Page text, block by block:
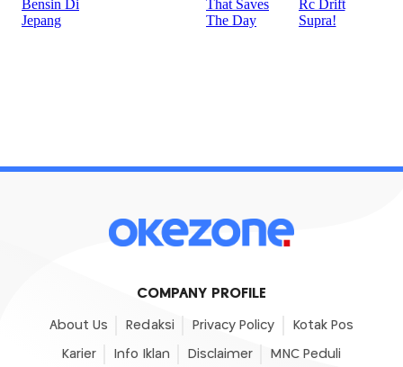
COMPANY PROFILE
About Us Redaksi Privacy Policy Kotak Pos
Karier Info Iklan Disclaimer MNC Peduli